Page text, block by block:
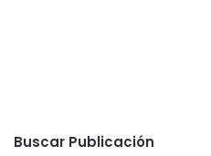
Buscar Publicación